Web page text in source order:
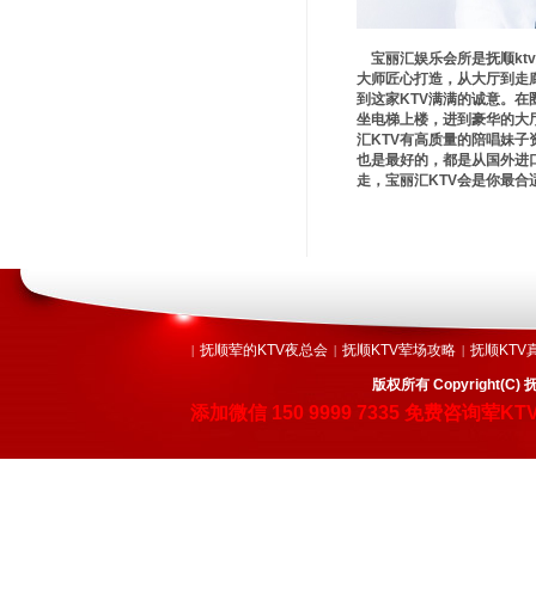
宝丽汇娱乐会所是抚顺ktv
大师匠心打造，从大厅到走
到这家KTV满满的诚意。在
坐电梯上楼，进到豪华的大
汇KTV有高质量的陪唱妹子
也是最好的，都是从国外
走，宝丽汇KTV会是你最合
| 抚顺荤的KTV夜总会 | 抚顺KTV荤场攻略 | 抚顺KTV
版权所有 Copyright(C)
添加微信150 9999 7335 免费咨询荤